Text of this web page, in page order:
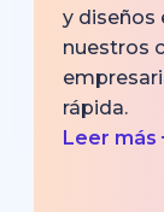
y diseños
nuestros
rápida.
Leer más